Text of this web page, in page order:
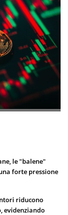
le "balene"
forte pressione
riducono
evidenziando